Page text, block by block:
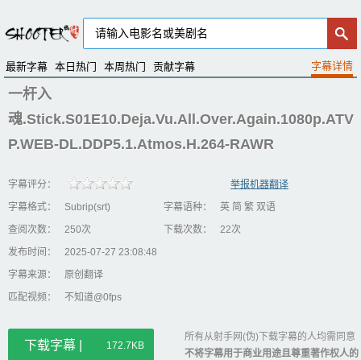
最新字幕 本日热门 本周热门 贡献字幕
一杆入
魂.Stick.S01E10.Deja.Vu.All.Over.Again.1080p.ATV
P.WEB-DL.DDP5.1.Atmos.H.264-RAWR
字幕评分：
举报机器翻译
字幕格式：
Subrip(srt) 字幕语种：
英 简 繁 双语
查阅次数：
250次 下载次数：
22次
发布时间：
2025-07-27 23:08:48
字幕来源：
原创翻译
匹配视频：
不知道@0fps
下载字幕 | 172.7KB
所有从射手网(伪)下载字幕的人均需同意
不将字幕用于商业用途且尊重著作权人的